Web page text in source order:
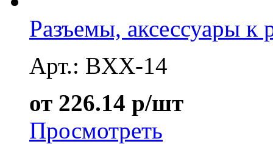
Разъемы, аксессуары к
Арт.: BXX-14
от 226.14 р/шт
Просмотреть